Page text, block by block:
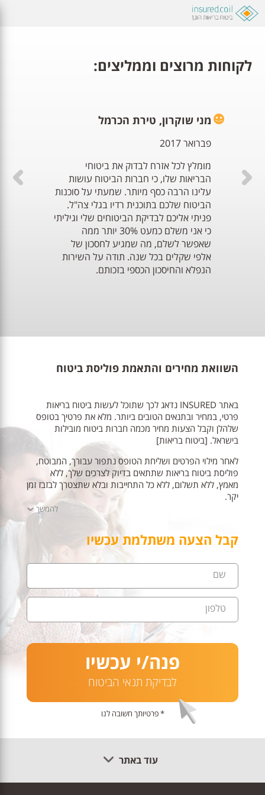
לקוחות מרוצים וממליצים:
מני שוקרון, טירת הכרמל
פברואר 2017
מומלץ לכל אזרח לבדוק את ביטוחי
הבריאות שלו, כי חברות הביטוח עושות
עלינו הרבה כסף מיותר. שמעתי על סוכנות
הביטוח שלכם בתוכנית רדיו בגלי צה"ל.
פניתי אליכם לבדיקת הביטוחים שלי וגיליתי
כי אני משלם כמעט 30% יותר ממה
שאפשר לשלם, מה שמגיע לחסכון של
אלפי שקלים בכל שנה. תודה על השירות
הנפלא והחיסכון הכספי בזכותם.
השוואת מחירים והתאמת פוליסת ביטוח
באתר INSURED נדאג לכך שתוכל לעשות ביטוח בריאות
פרטי, במחיר ובתנאים הטובים ביותר. מלא את פרטיך בטופס
שלהלן וקבל הצעות מחיר מכמה חברות ביטוח מובילות
בישראל. [ביטוח בריאות]
לאחר מילוי הפרטים ושליחת הטופס נתפור עבורך, המבוטח,
פוליסת ביטוח בריאות שתתאים בדיוק לצרכים שלך, ללא
מאמץ, ללא תשלום, ללא כל התחייבות ובלא שתצטרך לבזבז זמן
יקר.
להמשך
קבל הצעה משתלמת עכשיו
שם
טלפון
פנה/י עכשיו
לבדיקת תנאי הביטוח
* פרטיותך חשובה לנו
עוד באתר